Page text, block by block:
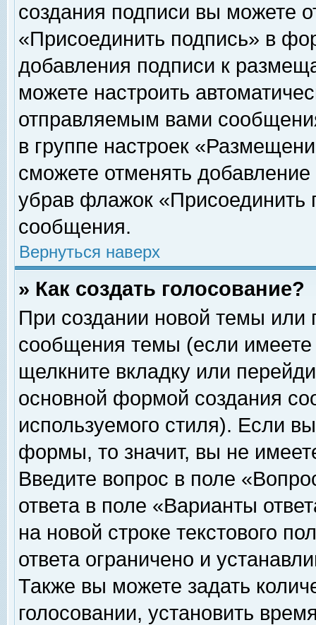
создания подписи вы можете
«Присоединить подпись» в
добавления подписи к
можете настроить
отправляемым вами
в группе настроек
сможете отменять
убрав флажок «Присоединить
сообщения.
Вернуться наверх
» Как создать голосование?
При создании новой темы или
сообщения темы (если
щелкните вкладку или
основной формой создания
используемого стиля). Если
формы, то значит, вы не
Введите вопрос в поле
ответа в поле «Варианты
на новой строке текстового
ответа ограничено и
Также вы можете задать
голосовании, установить